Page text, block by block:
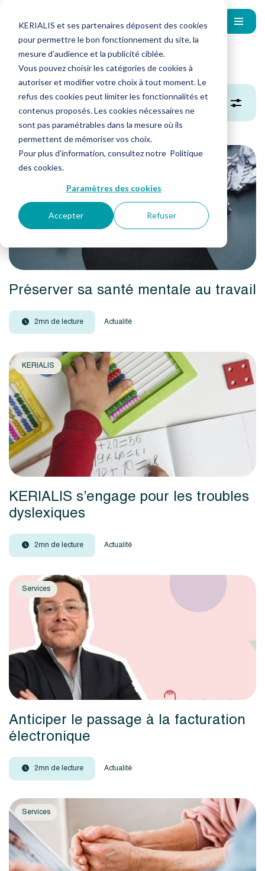
KERIALIS et ses partenaires déposent des cookies
pour permettre le bon fonctionnement du site, la
mesure d’audience et la publicité ciblée.
Vous pouvez choisir les catégories de cookies à
autoriser et modifier votre choix à tout moment. Le
refus des cookies peut limiter les fonctionnalités et
contenus proposés. Les cookies nécessaires ne
sont pas paramétrables dans la mesure où ils
permettent de mémoriser vos choix.
Pour plus d’information, consultez notre Politique
des cookies.
Paramètres des cookies
Accepter Refuser
Notre actualité Filtrer
KERIALIS
Préserver sa santé mentale au travail
2mn de lecture Actualité
KERIALIS
KERIALIS s’engage pour les troubles
dyslexiques
2mn de lecture Actualité
Services
Anticiper le passage à la facturation
électronique
2mn de lecture Actualité
Services